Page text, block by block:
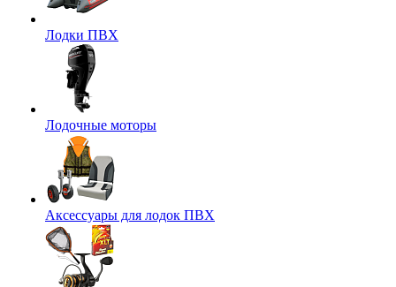
Лодки ПВХ
Лодочные моторы
Аксессуары для лодок ПВХ